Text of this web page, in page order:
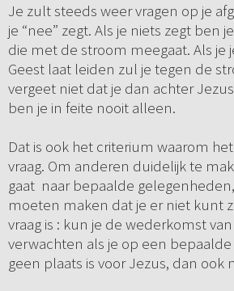
Je zult steeds weer vragen op je
je “nee” zegt. Als je niets zegt ben
die met de stroom meegaat. Als je
Geest laat leiden zul je tegen de
vergeet niet dat je dan achter
ben je in feite nooit alleen.
Dat is ook het criterium waarom
vraag. Om anderen duidelijk te
gaat naar bepaalde
moeten maken dat je er niet kunt
vraag is : kun je de wederkomst
verwachten als je op een
geen plaats is voor Jezus, dan ook